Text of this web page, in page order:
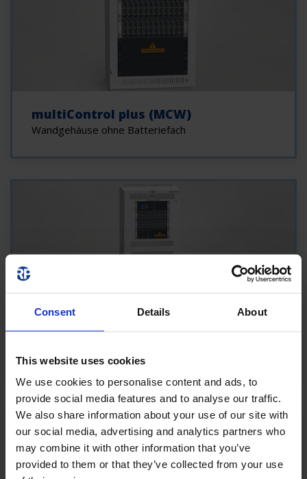
Consent Details About
This website uses cookies
We use cookies to personalise content and ads, to
provide social media features and to analyse our traffic.
We also share information about your use of our site with
our social media, advertising and analytics partners who
may combine it with other information that you’ve
provided to them or that they’ve collected from your use
multiControl plus (MCW)
Wandgehäuse ohne Batteriefach
Kombigehäuse mit Batteriefach bis 120Ah